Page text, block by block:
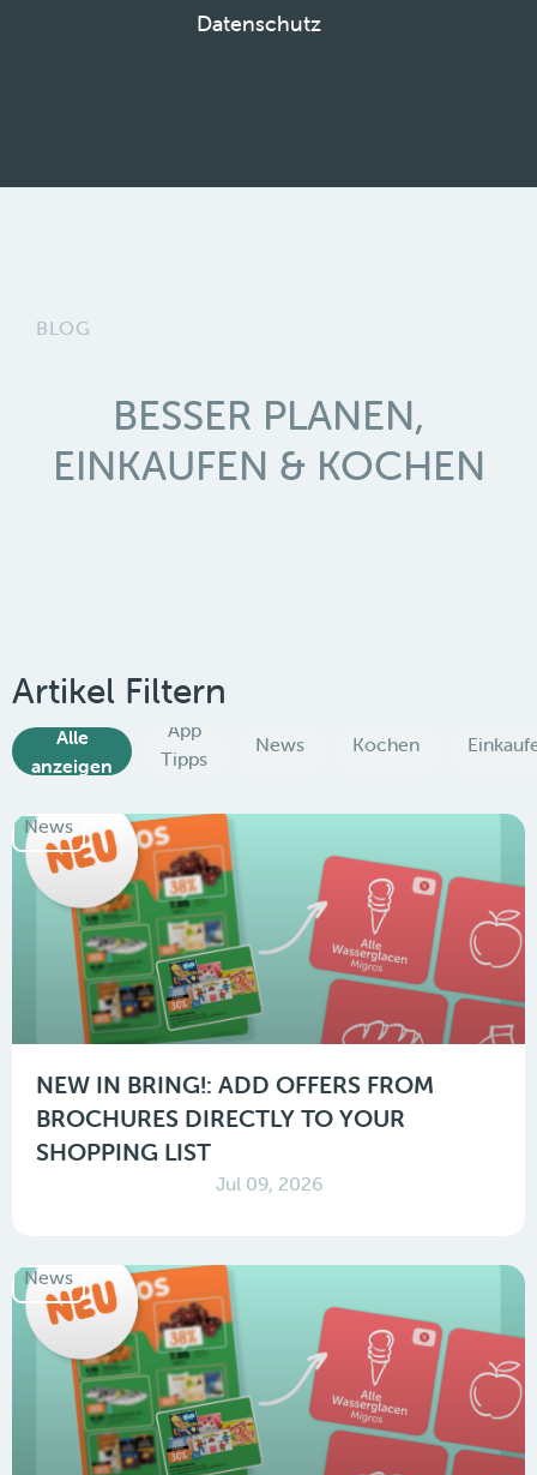
Datenschutz
BLOG
BESSER PLANEN,
EINKAUFEN & KOCHEN
Artikel Filtern
Alle
anzeigen
App
Tipps
News Kochen
News
NEW IN BRING!: ADD OFFERS FROM
BROCHURES DIRECTLY TO YOUR
SHOPPING LIST
Jul 09, 2026
News